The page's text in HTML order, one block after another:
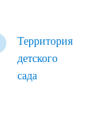
Территория
детского
сада